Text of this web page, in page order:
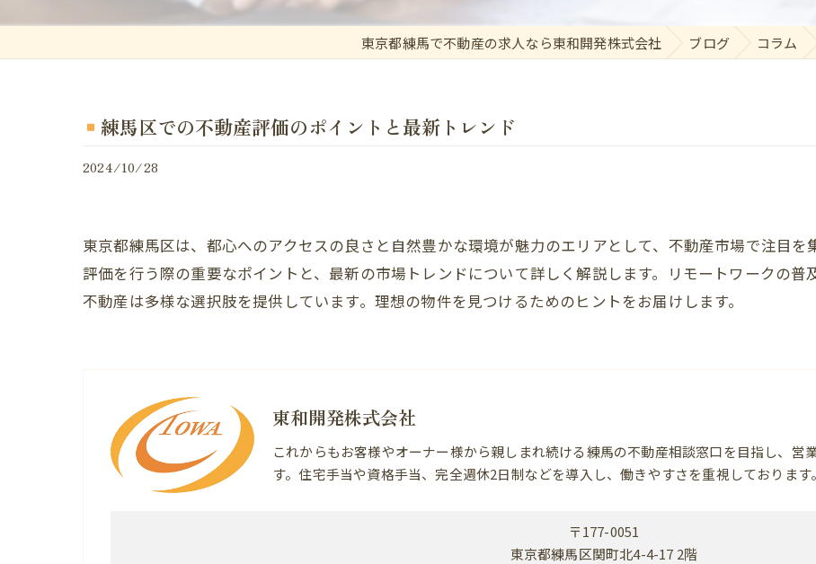
東京都練馬で不動産の求人なら東和開発株式会社 ブログ コラム
練馬区での不動産評価のポイントと最新トレンド
2024/10/28
東京都練馬区は、都心へのアクセスの良さと自然豊かな環境が魅力のエリアとして、不動産市場で注目
評価を行う際の重要なポイントと、最新の市場トレンドについて詳しく解説します。リモートワークの
不動産は多様な選択肢を提供しています。理想の物件を見つけるためのヒントをお届けします。
東和開発株式会社
これからもお客様やオーナー様から親しまれ続ける練馬の不動産相談窓口を目指し、営
す。住宅手当や資格手当、完全週休2日制などを導入し、働きやすさを重視しております。
〒177-0051
東京都練馬区関町北4-4-17 2階